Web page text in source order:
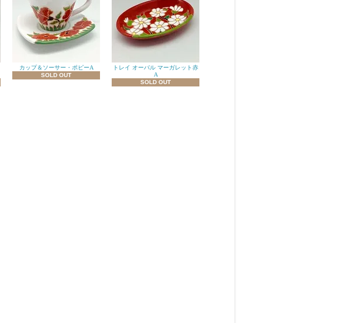
カップ＆ソーサー・ポピーA
SOLD OUT
トレイ オーバル マーガレット赤
A
SOLD OUT